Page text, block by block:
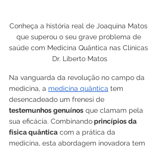
Conheça a história real de Joaquina Matos
que superou o seu grave problema de
saúde com Medicina Quântica nas Clínicas
Dr. Liberto Matos
Na vanguarda da revolução no campo da
medicina, a medicina quântica tem
desencadeado um frenesi de
testemunhos genuínos que clamam pela
sua eficácia. Combinando princípios da
física quântica com a prática da
medicina, esta abordagem inovadora tem